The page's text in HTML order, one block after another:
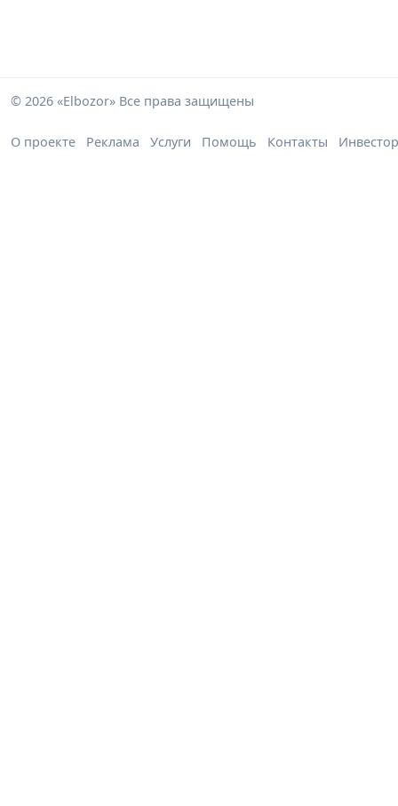
© 2026 «Elbozor» Все права защищены
О проекте Реклама Услуги Помощь Контакты